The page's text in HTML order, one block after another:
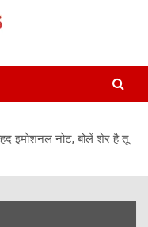
इमोशनल नोट, बोलें शेर है तू